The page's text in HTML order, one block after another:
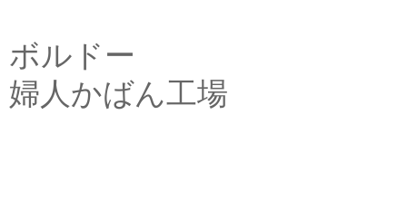
ボルドー
婦人かばん工場